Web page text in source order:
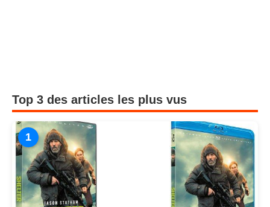
Top 3 des articles les plus vus
1